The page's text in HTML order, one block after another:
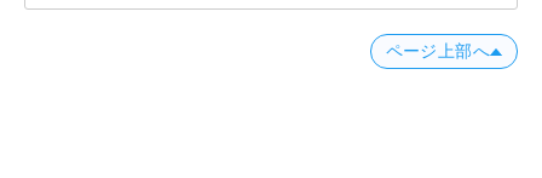
ページ上部へ